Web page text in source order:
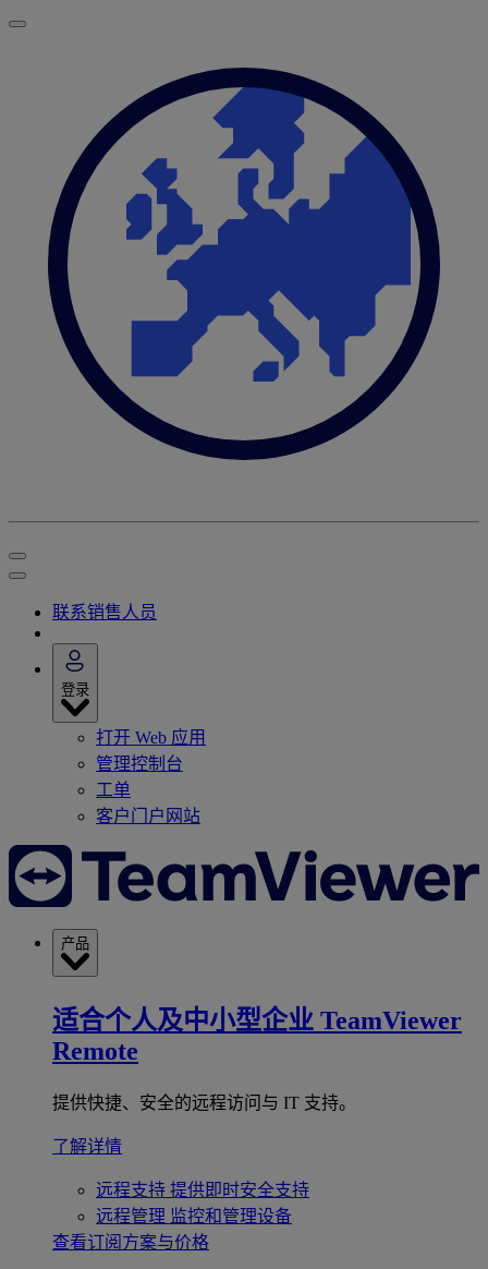
联系销售人员
登录
打开 Web 应用
管理控制台
工单
客户门户网站
产品
适合个人及中小型企业 TeamViewer
Remote
提供快捷、安全的远程访问与 IT 支持。
了解详情
远程支持 提供即时安全支持
远程管理 监控和管理设备
查看订阅方案与价格